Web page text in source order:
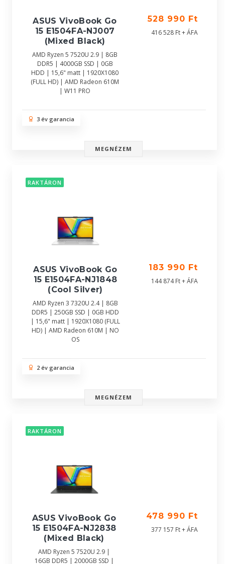
ASUS VivoBook Go
15 E1504FA-NJ007
(Mixed Black)
AMD Ryzen 5 7520U 2.9 | 8GB
DDR5 | 4000GB SSD | 0GB
HDD | 15,6" matt | 1920X1080
(FULL HD) | AMD Radeon 610M
| W11 PRO
528 990 Ft
416 528 Ft + ÁFA
3 év garancia
MEGNÉZEM
RAKTÁRON
ASUS VivoBook Go
15 E1504FA-NJ1848
(Cool Silver)
AMD Ryzen 3 7320U 2.4 | 8GB
DDR5 | 250GB SSD | 0GB HDD
| 15,6" matt | 1920X1080 (FULL
HD) | AMD Radeon 610M | NO
OS
183 990 Ft
144 874 Ft + ÁFA
2 év garancia
MEGNÉZEM
RAKTÁRON
ASUS VivoBook Go
15 E1504FA-NJ2838
(Mixed Black)
AMD Ryzen 5 7520U 2.9 |
16GB DDR5 | 2000GB SSD |
478 990 Ft
377 157 Ft + ÁFA